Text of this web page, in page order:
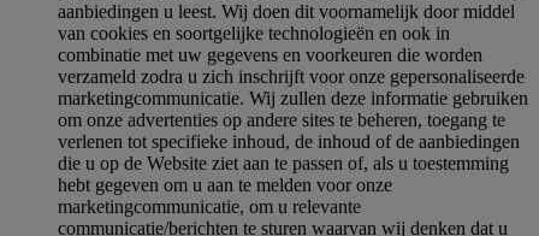
aanbiedingen u leest. Wij doen dit voornamelijk door middel
van cookies en soortgelijke technologieën en ook in
combinatie met uw gegevens en voorkeuren die worden
verzameld zodra u zich inschrijft voor onze gepersonaliseerde
marketingcommunicatie. Wij zullen deze informatie gebruiken
om onze advertenties op andere sites te beheren, toegang te
verlenen tot specifieke inhoud, de inhoud of de aanbiedingen
die u op de Website ziet aan te passen of, als u toestemming
hebt gegeven om u aan te melden voor onze
marketingcommunicatie, om u relevante
communicatie/berichten te sturen waarvan wij denken dat u